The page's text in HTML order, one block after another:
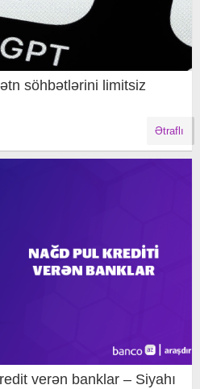
söhbətlərini limitsiz
Ətraflı
verən banklar – Siyahı